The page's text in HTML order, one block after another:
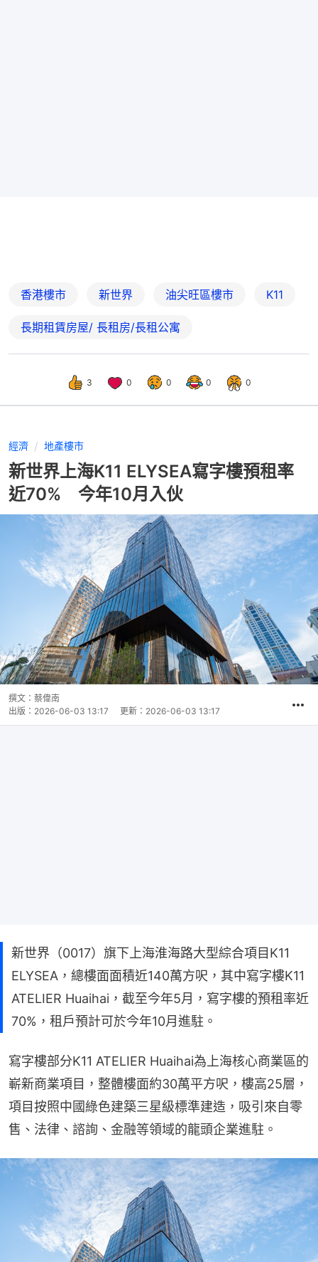
香港樓市 新世界 油尖旺區樓市 K11
長期租賃房屋/ 長租房/長租公寓
3 0 0 0 0
經濟 地產樓市
新世界上海K11 ELYSEA寫字樓預租率
近70% 今年10月入伙
撰文： 蔡偉南
出版： 2026-06-03 13:17 更新： 2026-06-03 13:17
新世界（0017）旗下上海淮海路大型綜合項目K11
ELYSEA，總樓面面積近140萬方呎，其中寫字樓K11
ATELIER Huaihai，截至今年5月，寫字樓的預租率近
70%，租戶預計可於今年10月進駐。
寫字樓部分K11 ATELIER Huaihai為上海核心商業區的
嶄新商業項目，整體樓面約30萬平方呎，樓高25層，
項目按照中國綠色建築三星級標準建造，吸引來自零
售、法律、諮詢、金融等領域的龍頭企業進駐。